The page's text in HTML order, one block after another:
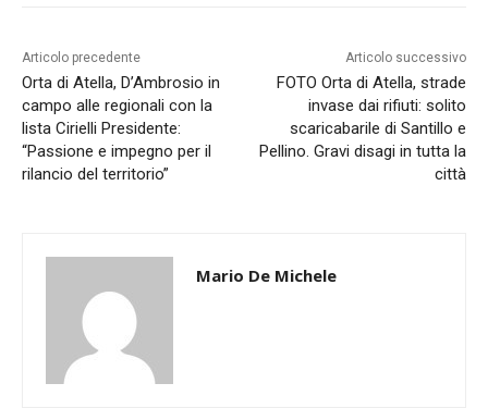
Articolo precedente
Orta di Atella, D’Ambrosio in
campo alle regionali con la
lista Cirielli Presidente:
“Passione e impegno per il
rilancio del territorio”
Articolo successivo
FOTO Orta di Atella, strade
invase dai rifiuti: solito
scaricabarile di Santillo e
Pellino. Gravi disagi in tutta la
città
Mario De Michele